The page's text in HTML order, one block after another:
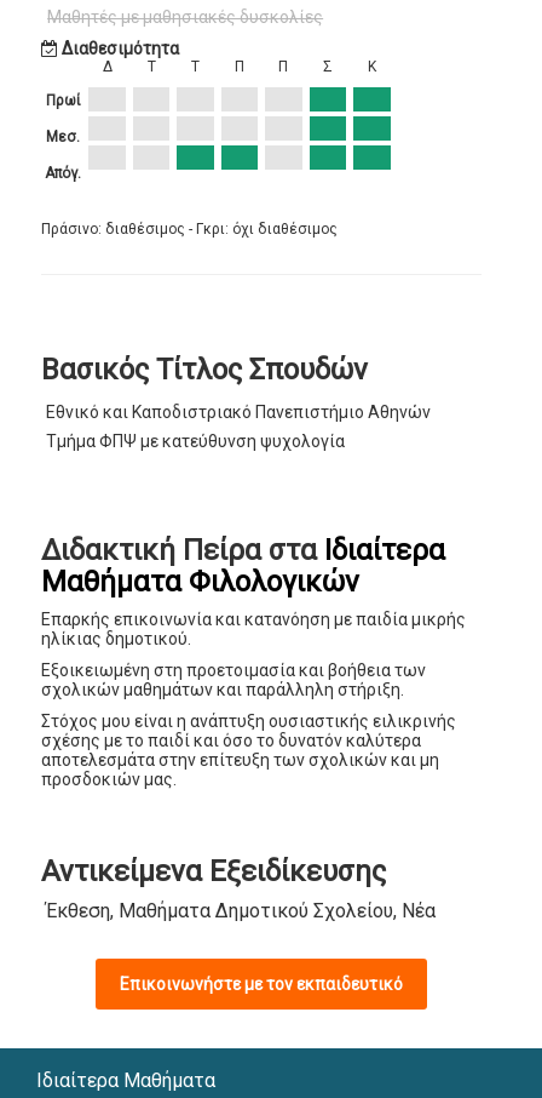
Μαθητές με μαθησιακές δυσκολίες
Διαθεσιμότητα
Πρωί
Μεσ.
Απόγ.
Δ Τ Τ Π Π Σ Κ
Πράσινο: διαθέσιμος - Γκρι: όχι διαθέσιμος
Βασικός Τίτλος Σπουδών
Εθνικό και Καποδιστριακό Πανεπιστήμιο Αθηνών
Τμήμα ΦΠΨ με κατεύθυνση ψυχολογία
Διδακτική Πείρα στα Ιδιαίτερα
Μαθήματα Φιλολογικών
Επαρκής επικοινωνία και κατανόηση με παιδία μικρής
ηλίκιας δημοτικού.
Εξοικειωμένη στη προετοιμασία και βοήθεια των
σχολικών μαθημάτων και παράλληλη στήριξη.
Στόχος μου είναι η ανάπτυξη ουσιαστικής ειλικρινής
σχέσης με το παιδί και όσο το δυνατόν καλύτερα
αποτελεσμάτα στην επίτευξη των σχολικών και μη
προσδοκιών μας.
Αντικείμενα Εξειδίκευσης
Έκθεση, Μαθήματα Δημοτικού Σχολείου, Νέα Ελληνικά,
Επικοινωνήστε με τον εκπαιδευτικό
Ιδιαίτερα Μαθήματα